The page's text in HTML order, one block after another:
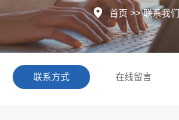
首页 >>联系我们
联系方式 在线留言